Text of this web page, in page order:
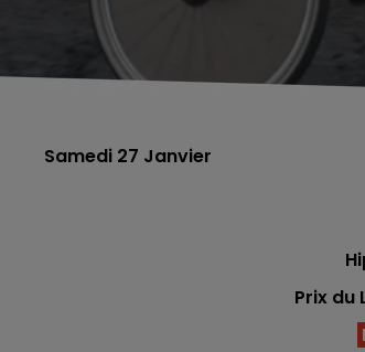
Samedi 27 Janvier
Prix du